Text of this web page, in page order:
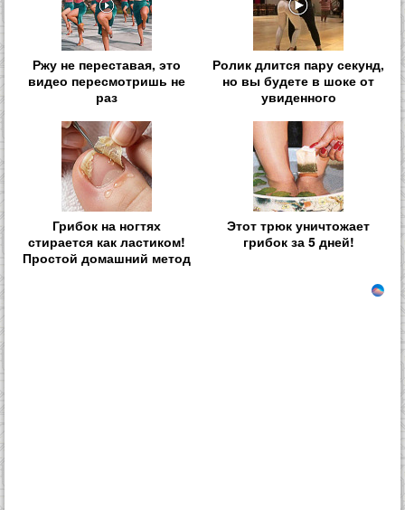
Ржу не переставая, это
видео пересмотришь не
раз
Ролик длится пару секунд,
но вы будете в шоке от
увиденного
Грибок на ногтях
стирается как ластиком!
Простой домашний метод
Этот трюк уничтожает
грибок за 5 дней!